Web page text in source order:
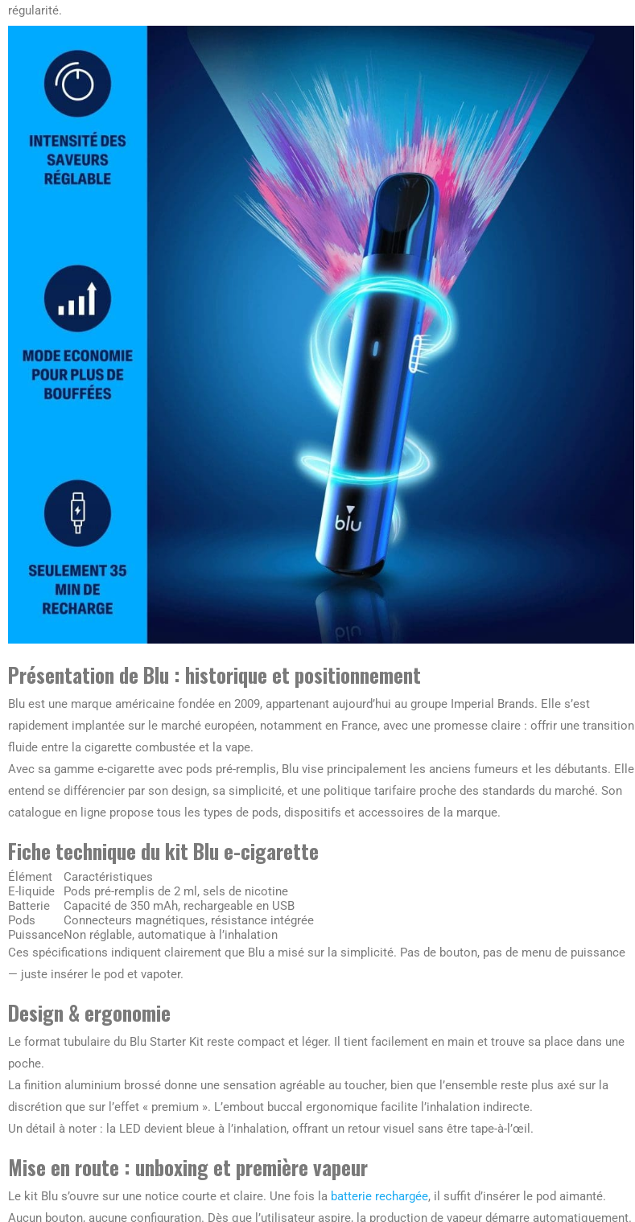
régularité.
Présentation de Blu : historique et positionnement
Blu est une marque américaine fondée en 2009, appartenant aujourd’hui au groupe Imperial Brands. Elle s’est
rapidement implantée sur le marché européen, notamment en France, avec une promesse claire : offrir une transition
fluide entre la cigarette combustée et la vape.
Avec sa gamme e-cigarette avec pods pré-remplis, Blu vise principalement les anciens fumeurs et les débutants. Elle
entend se différencier par son design, sa simplicité, et une politique tarifaire proche des standards du marché. Son
catalogue en ligne propose tous les types de pods, dispositifs et accessoires de la marque.
Fiche technique du kit Blu e-cigarette
Élément
Caractéristiques
E-liquide
Pods pré-remplis de 2 ml, sels de nicotine
Batterie
Capacité de 350 mAh, rechargeable en USB
Pods
Connecteurs magnétiques, résistance intégrée
PuissanceNon réglable, automatique à l’inhalation
Ces spécifications indiquent clairement que Blu a misé sur la simplicité. Pas de bouton, pas de menu de puissance
— juste insérer le pod et vapoter.
Design & ergonomie
Le format tubulaire du Blu Starter Kit reste compact et léger. Il tient facilement en main et trouve sa place dans une
poche.
La finition aluminium brossé donne une sensation agréable au toucher, bien que l’ensemble reste plus axé sur la
discrétion que sur l’effet « premium ». L’embout buccal ergonomique facilite l’inhalation indirecte.
Un détail à noter : la LED devient bleue à l’inhalation, offrant un retour visuel sans être tape-à-l’œil.
Mise en route : unboxing et première vapeur
Le kit Blu s’ouvre sur une notice courte et claire. Une fois la batterie rechargée, il suffit d’insérer le pod aimanté.
Aucun bouton, aucune configuration. Dès que l’utilisateur aspire, la production de vapeur démarre automatiquement.